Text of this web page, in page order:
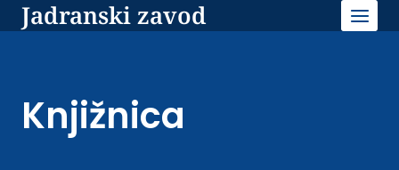
Jadranski zavod
Knjižnica